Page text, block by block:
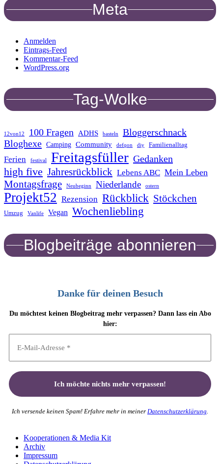
Meta
Anmelden
Eintrags-Feed
Kommentar-Feed
WordPress.org
Tag-Wolke
12von12 100 Fragen ADHS basteln
Bloggerschnack
Bloghexe Camping Community defqon diy Familienalltag
Ferien festival Freitagsfüller Gedanken
high five Jahresrückblick Lebens ABC Mein Leben
Montagsfrage Neubeginn Niederlande ostern
Projekt52 Rezension Rückblick Stöckchen
Umzug Vanlife Vegan Wochenliebling
Blogbeiträge abonnieren
Danke für deinen Besuch
Du möchtest keinen Blogbeitrag mehr verpassen? Dann lass ein Abo
hier:
Ich versende keinen Spam! Erfahre mehr in meiner Datenschutzerklärung.
Kooperationen & Media Kit
Archiv
Impressum